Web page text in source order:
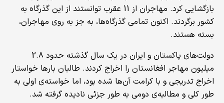
بازگشایی کرد. مهاجران از 11 عقرب توانستند از این گذرگاه به
کشور برگردند. اکنون تمامی گذرگاه‌ها، به جز به روی مهاجران،
بسته هستند.
دولت‌های پاکستان و ایران در یک سال گذشته حدود 2.8
میلیون مهاجر افغانستان را اخراج کردند. طالبان بارها خواستار
اخراج تدریجی و با کرامت آن‌ها شده بود، اما خواسته‌ی اولی به
طور کلی و مطالبه‌ی دومی به طور جزئی نادیده گرفته شد.